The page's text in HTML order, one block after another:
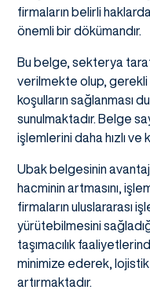
firmaların belirli
önemli bir dökümandır.
Bu belge, sekterya
verilmekte olup, gerekli
koşulların sağlanması
sunulmaktadır. Belge
işlemlerini daha hızlı
Ubak belgesinin
hacminin artmasını,
firmaların uluslararası
yürütebilmesini
taşımacılık
minimize ederek,
artırmaktadır.